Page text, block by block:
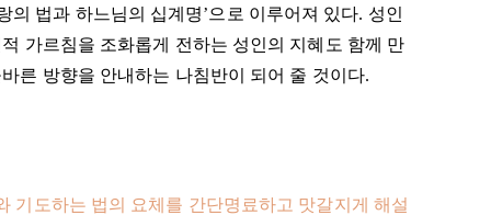
의 법과 하느님의 십계명’으로 이루어져 있다. 성인
가르침을 조화롭게 전하는 성인의 지혜도 함께 만
른 방향을 안내하는 나침반이 되어 줄 것이다.
기도하는 법의 요체를 간단명료하고 맛갈지게 해설